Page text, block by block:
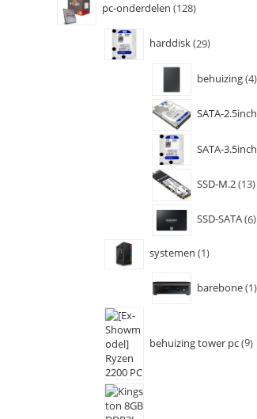
pc-onderdelen 128
harddisk 29
behuizing 4
SATA-2.5inch
SATA-3.5inch
SSD-M.2 13
SSD-SATA 6
systemen 1
barebone 1
behuizing tower pc 9